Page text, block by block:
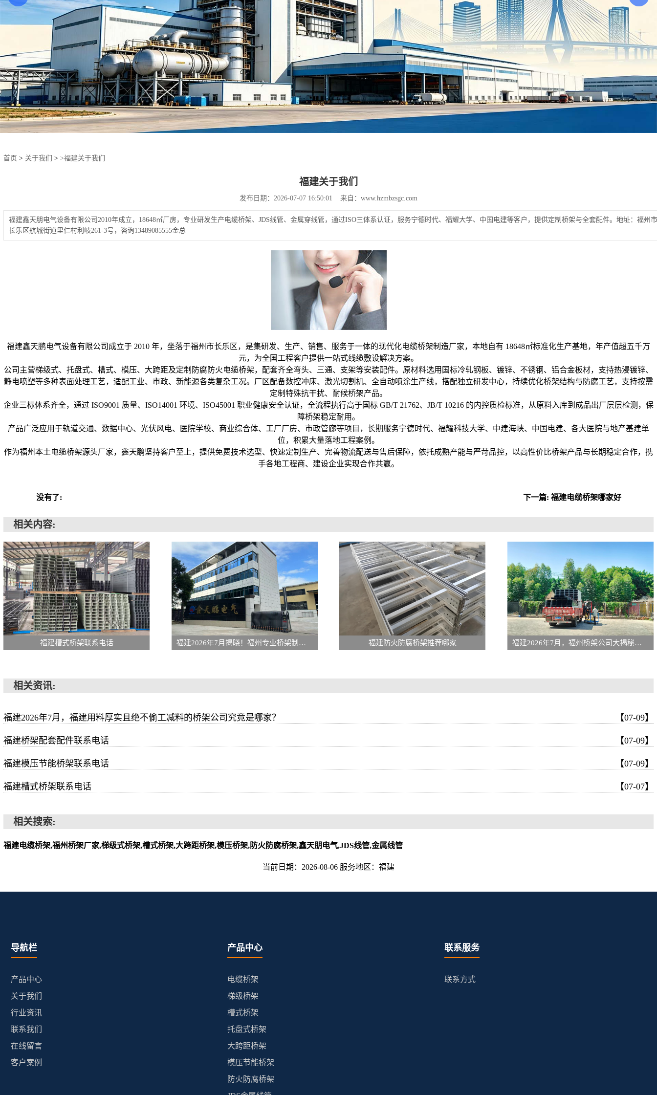
首页 > 关于我们 > >福建关于我们
福建关于我们
发布日期：2026-07-07 16:50:01 来自：www.hzmbzsgc.com
福建鑫天朋电气设备有限公司2010年成立，18648㎡厂房，专业研发生产电缆桥架、JDS线管、金属穿线管，通过ISO三体系认证，服务宁德时代、福耀大学、中国电建等客户，提供定制桥架与全套配件。地址：福州市
长乐区航城街道里仁村利岐261-3号，咨询13489085555金总
福建鑫天鹏电气设备有限公司成立于 2010 年，坐落于福州市长乐区，是集研发、生产、销售、服务于一体的现代化电缆桥架制造厂家，本地自有 18648㎡标准化生产基地，年产值超五千万
元，为全国工程客户提供一站式线缆敷设解决方案。
公司主营梯级式、托盘式、槽式、模压、大跨距及定制防腐防火电缆桥架，配套齐全弯头、三通、支架等安装配件。原材料选用国标冷轧钢板、镀锌、不锈钢、铝合金板材，支持热浸镀锌、
静电喷塑等多种表面处理工艺，适配工业、市政、新能源各类复杂工况。厂区配备数控冲床、激光切割机、全自动喷涂生产线，搭配独立研发中心，持续优化桥架结构与防腐工艺，支持按需
定制特殊抗干扰、耐候桥架产品。
企业三标体系齐全，通过 ISO9001 质量、ISO14001 环境、ISO45001 职业健康安全认证，全流程执行高于国标 GB/T 21762、JB/T 10216 的内控质检标准，从原料入库到成品出厂层层检测，保
障桥架稳定耐用。
产品广泛应用于轨道交通、数据中心、光伏风电、医院学校、商业综合体、工厂厂房、市政管廊等项目，长期服务宁德时代、福耀科技大学、中建海峡、中国电建、各大医院与地产基建单
位，积累大量落地工程案例。
作为福州本土电缆桥架源头厂家，鑫天鹏坚持客户至上，提供免费技术选型、快速定制生产、完善物流配送与售后保障，依托成熟产能与严苛品控，以高性价比桥架产品与长期稳定合作，携
手各地工程商、建设企业实现合作共赢。
没有了: 下一篇: 福建电缆桥架哪家好
相关内容:
福建槽式桥架联系电话 福建2026年7月揭晓！福州专业桥架制造公司排行榜大揭秘！ 福建防火防腐桥架推荐哪家 福建2026年7月，福州桥架公司大揭秘，哪家才拥有完善生产设备？
相关资讯:
福建2026年7月，福建用料厚实且绝不偷工减料的桥架公司究竟是哪家？ 【07-09】
福建桥架配套配件联系电话 【07-09】
福建模压节能桥架联系电话 【07-09】
福建槽式桥架联系电话 【07-07】
相关搜索:
福建电缆桥架,福州桥架厂家,梯级式桥架,槽式桥架,大跨距桥架,模压桥架,防火防腐桥架,鑫天朋电气,JDS线管,金属线管
当前日期：2026-08-06 服务地区：福建
导航栏
产品中心
关于我们
行业资讯
联系我们
在线留言
客户案例
产品中心
电缆桥架
梯级桥架
槽式桥架
托盘式桥架
大跨距桥架
模压节能桥架
防火防腐桥架
联系服务
联系方式